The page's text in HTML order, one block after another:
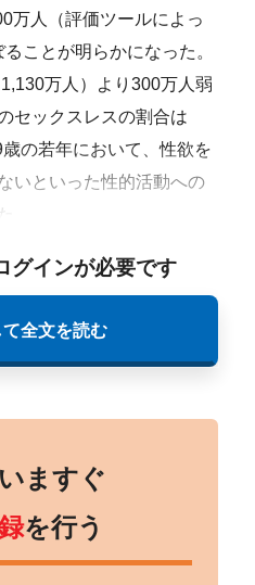
万人（評価ツールによっ
ことが明らかになった。
万人）より300万人弱
セックスレスの割合は
の若年において、性欲を
いといった性的活動への
。
グインが必要です
て全文を読む
ますぐ
を行う